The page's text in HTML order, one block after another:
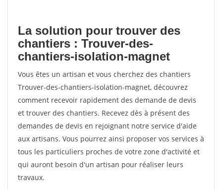
La solution pour trouver des
chantiers : Trouver-des-
chantiers-isolation-magnet
Vous êtes un artisan et vous cherchez des chantiers
Trouver-des-chantiers-isolation-magnet, découvrez
comment recevoir rapidement des demande de devis
et trouver des chantiers. Recevez dès à présent des
demandes de devis en rejoignant notre service d'aide
aux artisans. Vous pourrez ainsi proposer vos services à
tous les particuliers proches de votre zone d'activité et
qui auront besoin d'un artisan pour réaliser leurs
travaux.